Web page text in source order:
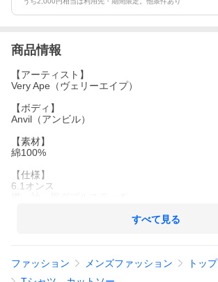
商品情報
【アーティスト】
Very Ape（ヴェリーエイプ）
【ボディ】
Anvil（アンビル）
【素材】
綿100%
【仕様】
6.1オンス
メンズM：着丈73、身幅50、裄丈45
メンズL：着丈76、身幅55、裄丈49
すべて見る
ファッション メンズファッション
トッ